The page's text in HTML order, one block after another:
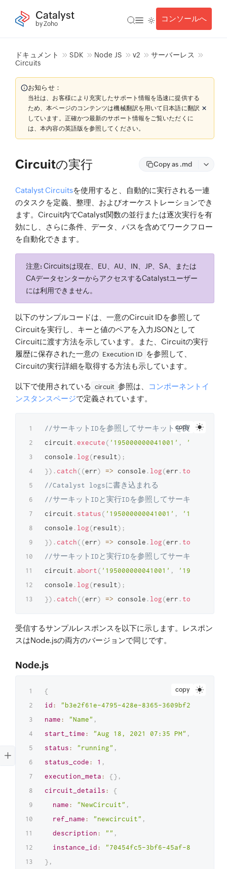
Catalyst
by Zoho
コンソールへ
ドキュメント SDK Node JS v2
サーバーレス
Circuits
お知らせ：
当社は、お客様により充実したサポート情報を迅速に提供する
ため、本ページのコンテンツは機械翻訳を用いて日本語に翻訳
しています。正確かつ最新のサポート情報をご覧いただくに
は、本内容の英語版を参照してください。
Circuitの実行 Copy as .md
Catalyst Circuitsを使用すると、自動的に実行される一連
のタスクを定義、整理、およびオーケストレーションでき
ます。Circuit内でCatalyst関数の並行または逐次実行を有
効にし、さらに条件、データ、パスを含めてワークフロー
を自動化できます。
注意: Circuitsは現在、EU、AU、IN、JP、SA、または
CAデータセンターからアクセスするCatalystユーザー
には利用できません。
以下のサンプルコードは、一意のCircuit IDを参照して
Circuitを実行し、キーと値のペアを入力JSONとして
Circuitに渡す方法を示しています。また、Circuitの実行
履歴に保存された一意の Execution ID を参照して、
Circuitの実行詳細を取得する方法も示しています。
以下で使用されている circuit 参照は、 コンポーネントイ
ンスタンスページで定義されています。
copy
//サーキットIDを参照してサーキットを実行し、入
circuit .execute( '195000000041001' ,
console . log(result) ;
}) . catch( (err) => console . log(err . toString
//Catalyst logsに書き込まれる
//サーキットIDと実行IDを参照してサーキットの実
circuit . status( '195000000041001' ,
console . log(result) ;
}) . catch( (err) => console . log(err . toString
//サーキットIDと実行IDを参照してサーキットの実
circuit .abort( '195000000041001' ,
console . log(result) ;
}) . catch( (err) => console . log(err . toString
受信するサンプルレスポンスを以下に示します。レスポン
スはNode.jsの両方のバージョンで同じです。
Node.js
copy
{
id: "b3e2f61e-4795-428e-8365-3609bf2b5606"
name: "Name" ,
start_time: "Aug 18, 2021 07:35 PM" ,
status: "running" ,
status_code: 1 ,
execution_meta: {} ,
circuit_details:
{
name: "NewCircuit" ,
ref_name: "newcircuit" ,
description: "" ,
instance_id:
"70454fc5-3bf6-45af-81ca-
} ,